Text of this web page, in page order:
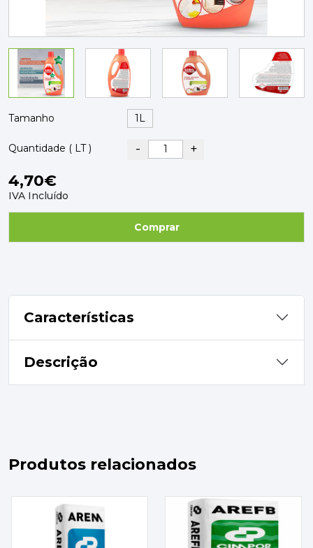
TINTAS, DROGAS E LIMPEZA
SKIL
Tamanho
Quantidade ( LT ) - +
4,70€
IVA Incluído
Comprar
Características
Descrição
Produtos relacionados